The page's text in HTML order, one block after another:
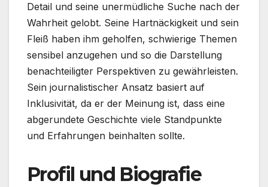
Detail und seine unermüdliche Suche nach der
Wahrheit gelobt. Seine Hartnäckigkeit und sein
Fleiß haben ihm geholfen, schwierige Themen
sensibel anzugehen und so die Darstellung
benachteiligter Perspektiven zu gewährleisten.
Sein journalistischer Ansatz basiert auf
Inklusivität, da er der Meinung ist, dass eine
abgerundete Geschichte viele Standpunkte
und Erfahrungen beinhalten sollte.
Profil und Biografie